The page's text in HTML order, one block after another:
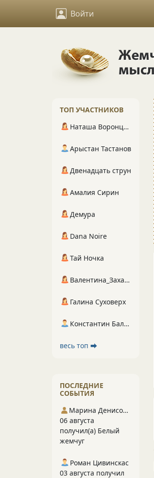
Войти
ТОП УЧАСТНИКОВ
Наташа Воронцова
Арыстан Тастанов
Двенадцать струн
Амалия Сирин
Демура
Dana Noire
Тай Ночка
Валентина_Захарова
Галина Суховерх
Константин Балухта
весь топ ⮕
ПОСЛЕДНИЕ
СОБЫТИЯ
Марина Денисова 5
06 августа
получил(а) Белый
жемчуг
Роман Цивинскас
03 августа получил